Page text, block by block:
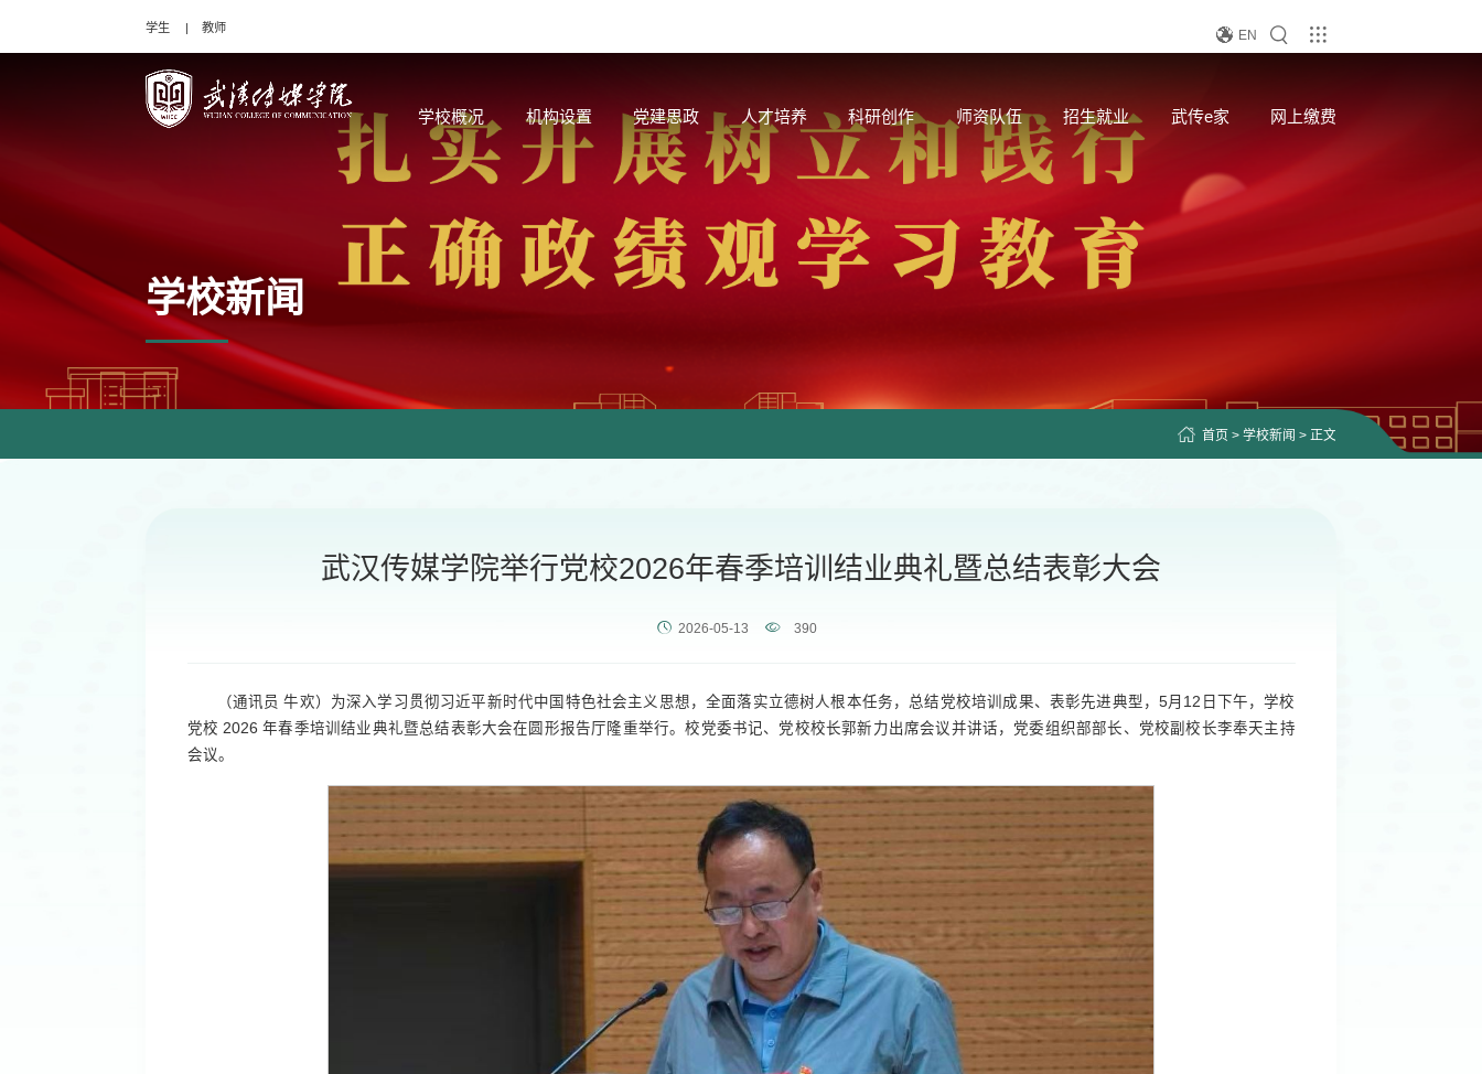
学生 教师 EN
学校概况 机构设置 党建思政 人才培养 科研创作 师资队伍 招生就业 武传e家 网上缴费
学校新闻
首页 > 学校新闻 > 正文
武汉传媒学院举行党校2026年春季培训结业典礼暨总结表彰大会
2026-05-13 390
（通讯员 牛欢）为深入学习贯彻习近平新时代中国特色社会主义思想，全面落实立德树人根本任务，总结党校培训成果、表彰先进典型，5月12日下午，学校
党校 2026 年春季培训结业典礼暨总结表彰大会在圆形报告厅隆重举行。校党委书记、党校校长郭新力出席会议并讲话，党委组织部部长、党校副校长李奉天主持
会议。